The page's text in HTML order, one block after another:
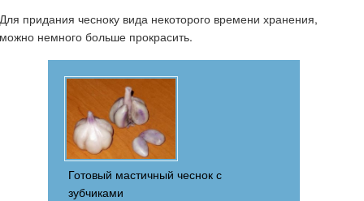
Для придания чесноку вида некоторого времени хранения,
можно немного больше прокрасить.
Готовый мастичный чеснок с
зубчиками